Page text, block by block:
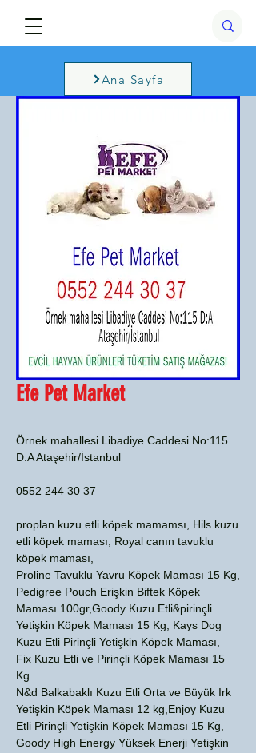
Ana Sayfa
Efe Pet Market
Örnek mahallesi Libadiye Caddesi No:115
D:A Ataşehir/İstanbul
0552 244 30 37
proplan kuzu etli köpek mamamsı, Hils kuzu
etli köpek maması, Royal canın tavuklu
köpek maması,
Proline Tavuklu Yavru Köpek Maması 15 Kg,
Pedigree Pouch Erişkin Biftek Köpek
Maması 100gr,Goody Kuzu Etli&pirinçli
Yetişkin Köpek Maması 15 Kg, Kays Dog
Kuzu Etli Pirinçli Yetişkin Köpek Maması,
Fix Kuzu Etli ve Pirinçli Köpek Maması 15
Kg.
N&d Balkabaklı Kuzu Etli Orta ve Büyük Irk
Yetişkin Köpek Maması 12 kg,Enjoy Kuzu
Etli Pirinçli Yetişkin Köpek Maması 15 Kg,
Goody High Energy Yüksek Enerji Yetişkin